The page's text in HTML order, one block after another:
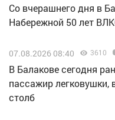
Со вчерашнего дня в
Набережной 50 лет
07.08.2026 08:40 3610
В Балакове сегодня
пассажир легковушки,
столб